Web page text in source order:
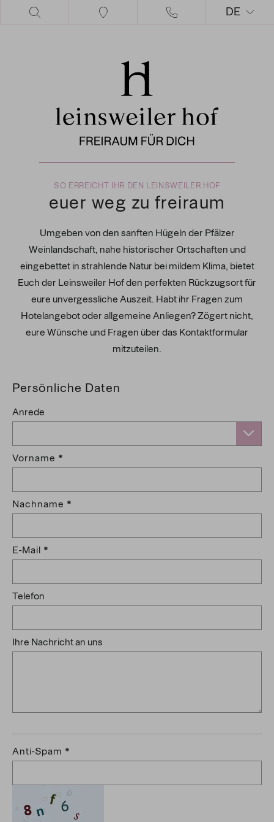
DE
SO ERREICHT IHR DEN LEINSWEILER HOF
euer weg zu freiraum
Umgeben von den sanften Hügeln der Pfälzer
Weinlandschaft, nahe historischer Ortschaften und
eingebettet in strahlende Natur bei mildem Klima, bietet
Euch der Leinsweiler Hof den perfekten Rückzugsort für
eure unvergessliche Auszeit. Habt ihr Fragen zum
Hotelangebot oder allgemeine Anliegen? Zögert nicht,
eure Wünsche und Fragen über das Kontaktformular
mitzuteilen.
Persönliche Daten
Anrede
Vorname
Nachname
E-Mail
Telefon
Ihre Nachricht an uns
Anti-Spam